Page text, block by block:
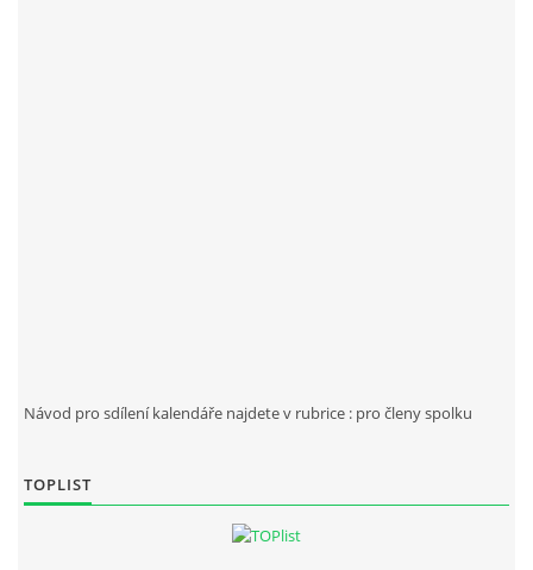
Návod pro sdílení kalendáře najdete v rubrice : pro členy spolku
TOPLIST